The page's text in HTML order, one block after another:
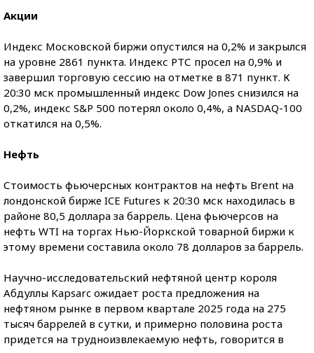
Акции
Индекс Московской биржи опустился на 0,2% и закрылся
на уровне 2861 пункта. Индекс РТС просел на 0,9% и
завершил торговую сессию на отметке в 871 пункт. К
20:30 мск промышленный индекс Dow Jones снизился на
0,2%, индекс S&P 500 потерял около 0,4%, а NASDAQ-100
откатился на 0,5%.
Нефть
Стоимость фьючерсных контрактов на нефть Brent на
лондонской бирже ICE Futures к 20:30 мск находилась в
районе 80,5 доллара за баррель. Цена фьючерсов на
нефть WTI на торгах Нью-Йоркской товарной биржи к
этому времени составила около 78 долларов за баррель.
Научно-исследовательский нефтяной центр короля
Абдуллы Kapsarc ожидает роста предложения на
нефтяном рынке в первом квартале 2025 года на 275
тысяч баррелей в сутки, и примерно половина роста
придется на трудноизвлекаемую нефть, говорится в